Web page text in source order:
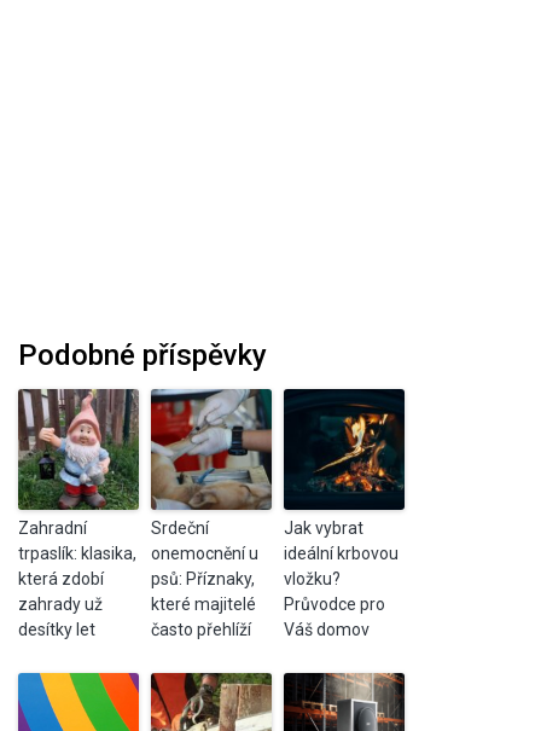
Podobné příspěvky
Zahradní
trpaslík: klasika,
která zdobí
zahrady už
desítky let
Srdeční
onemocnění u
psů: Příznaky,
které majitelé
často přehlíží
Jak vybrat
ideální krbovou
vložku?
Průvodce pro
Váš domov